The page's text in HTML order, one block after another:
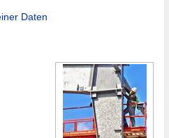
Daten